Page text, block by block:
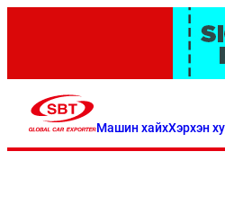
Машин хайхХэрхэн